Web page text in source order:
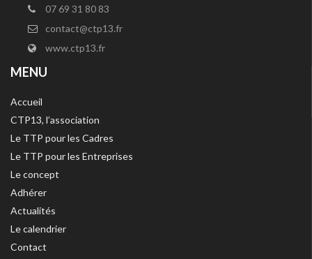
07 69 31 80 83
contact@ctp13.fr
www.ctp13.fr
MENU
Accueil
CTP13, l’association
Le TTP pour les Cadres
Le TTP pour les Entreprises
Le concept
Adhérer
Actualités
Le calendrier
Contact